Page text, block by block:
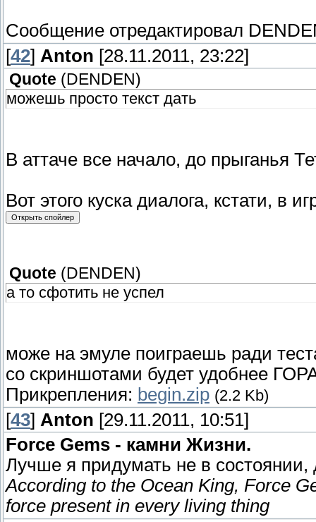
Сообщение отредактировал
[42] Anton [28.11.2011, 23:22]
Quote ( DENDEN )
можешь просто текст дать
В аттаче все начало, до прыганья
Вот этого куска диалога, кстати, в
Quote ( DENDEN )
а то сфотить не успел
може на эмуле поиграешь ради
со скриншотами будет удобнее
Прикрепления: begin.zip (2.2 Kb)
[43] Anton [29.11.2011, 10:51]
Force Gems - камни Жизни.
Лучше я придумать не в состоянии,
According to the Ocean King, Force
force present in every living thing